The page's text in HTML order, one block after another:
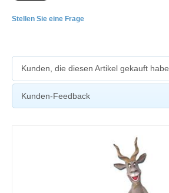
Stellen Sie eine Frage
Kunden, die diesen Artikel gekauft
Kunden-Feedback